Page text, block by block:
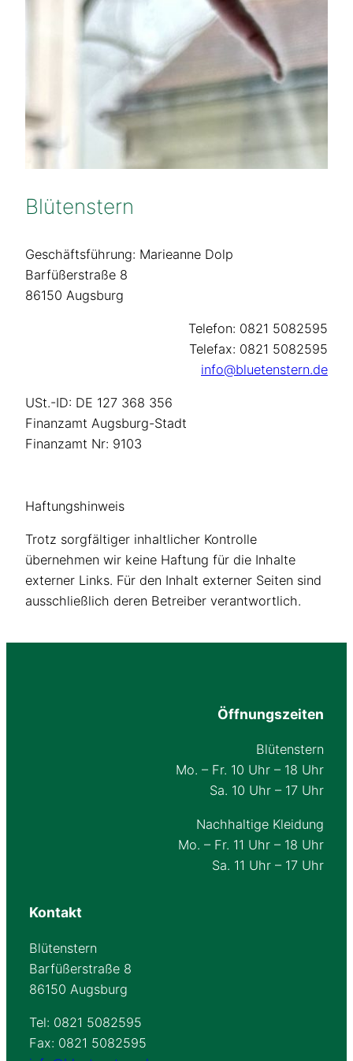
Blütenstern
Geschäftsführung: Marieanne Dolp
Barfüßerstraße 8
86150 Augsburg
Telefon: 0821 5082595
Telefax: 0821 5082595
info@bluetenstern.de
USt.-ID: DE 127 368 356
Finanzamt Augsburg-Stadt
Finanzamt Nr: 9103
Haftungshinweis
Trotz sorgfältiger inhaltlicher Kontrolle
übernehmen wir keine Haftung für die Inhalte
externer Links. Für den Inhalt externer Seiten sind
ausschließlich deren Betreiber verantwortlich.
Öffnungszeiten
Blütenstern
Mo. – Fr. 10 Uhr – 18 Uhr
Sa. 10 Uhr – 17 Uhr
Nachhaltige Kleidung
Mo. – Fr. 11 Uhr – 18 Uhr
Sa. 11 Uhr – 17 Uhr
Kontakt
Blütenstern
Barfüßerstraße 8
86150 Augsburg
Tel: 0821 5082595
Fax: 0821 5082595